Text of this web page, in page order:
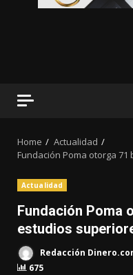
Home
Actualidad
Fundación Poma otorga
Actualidad
Fundación Poma
estudios
Redacción
675